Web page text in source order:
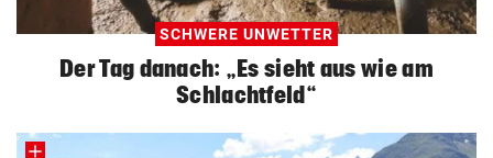
SCHWERE UNWETTER
Der Tag danach: „Es sieht aus wie am
Schlachtfeld“